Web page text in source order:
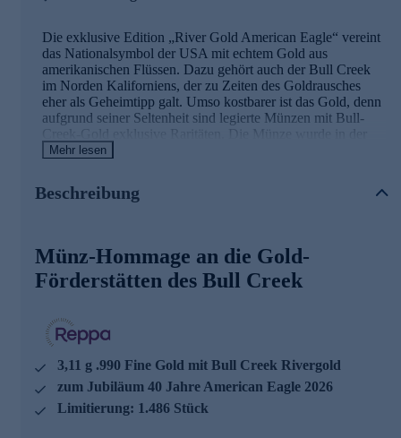
Die exklusive Edition „River Gold American Eagle“ vereint
das Nationalsymbol der USA mit echtem Gold aus
amerikanischen Flüssen. Dazu gehört auch der Bull Creek
im Norden Kaliforniens, der zu Zeiten des Goldrausches
eher als Geheimtipp galt. Umso kostbarer ist das Gold, denn
aufgrund seiner Seltenheit sind legierte Münzen mit Bull-
Creek-Gold exklusive Raritäten. Die Münze wurde in der
exzellenten Prägequalität „Prooflike“ aus massivem .990
majestätischer Weißkopfseeadler im Anflug auf den
amtliches Zahlungsmittel werden durch ein Zertifikat
garantiert, das jedem Exemplar in dem repräsentativen
Münz-Etui beiliegt.
Die Details der Ausgabe im Überblick
aus den Förderstätten des Bull Creek River
mit dem berühmtesten (Münz-)Motiv der USA, dem
.990 Fine Gold mit einem Anteil von Bull-Creek-Gold
Mehr lesen
Beschreibung
Münz-Hommage an die Gold-
Förderstätten des Bull Creek
3,11 g .990 Fine Gold mit Bull Creek Rivergold
zum Jubiläum 40 Jahre American Eagle 2026
Limitierung: 1.486 Stück